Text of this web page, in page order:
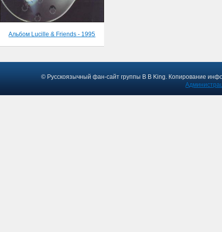
Альбом Lucille & Friends - 1995
© Русскоязычный фан-сайт группы B B King. Копирование